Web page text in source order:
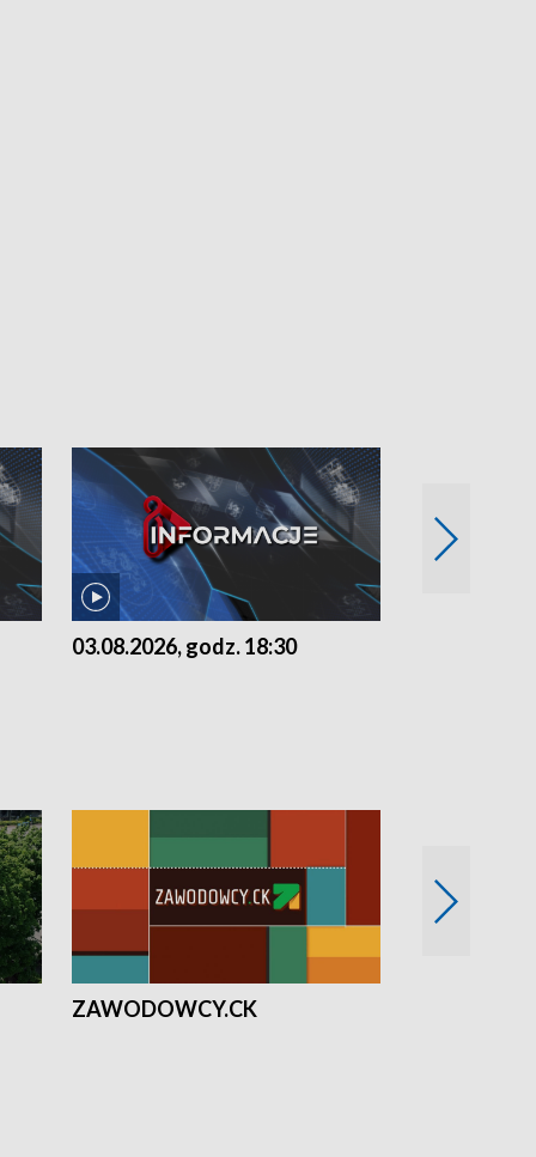
03.08.2026, godz. 18:30
ZAWODOWCY.CK